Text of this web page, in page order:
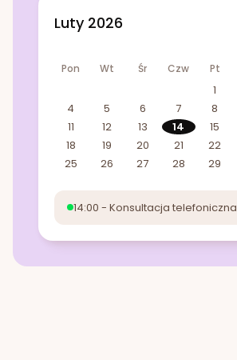
Luty 2026
Pon Wt Śr Czw Pt
1
4
5 6 7 8
11
12 13 14 15
18
19 20 21 22
25
26 27 28 29
14:00 - Konsultacja telefoniczna